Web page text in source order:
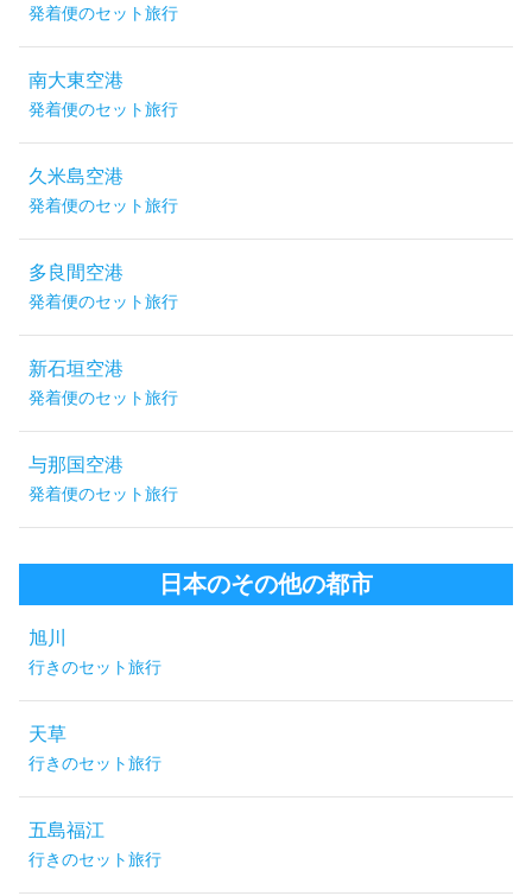
発着便のセット旅行
南大東空港
発着便のセット旅行
久米島空港
発着便のセット旅行
多良間空港
発着便のセット旅行
新石垣空港
発着便のセット旅行
与那国空港
発着便のセット旅行
日本のその他の都市
旭川
行きのセット旅行
天草
行きのセット旅行
五島福江
行きのセット旅行